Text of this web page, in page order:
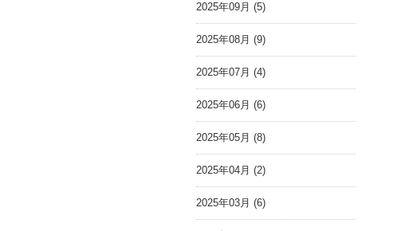
2025年09月 (5)
2025年08月 (9)
2025年07月 (4)
2025年06月 (6)
2025年05月 (8)
2025年04月 (2)
2025年03月 (6)